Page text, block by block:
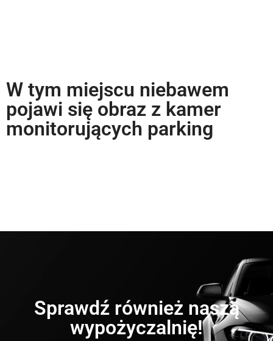
W tym miejscu niebawem
pojawi się obraz z kamer
monitorujących parking
Sprawdź również naszą
wypożyczalnię!